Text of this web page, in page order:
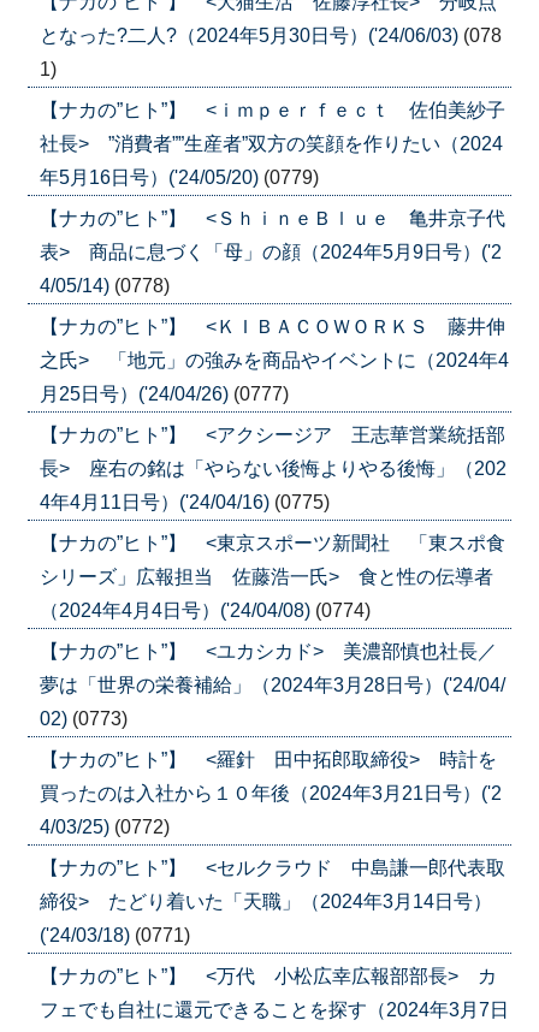
となった?二人?（2024年5月30日号）('24/06/03) (078
1)
【ナカの”ヒト”】 <ｉｍｐｅｒｆｅｃｔ 佐伯美紗子
社長> ”消費者””生産者”双方の笑顔を作りたい（2024
年5月16日号）('24/05/20) (0779)
【ナカの”ヒト”】 <ＳｈｉｎｅＢｌｕｅ 亀井京子代
表> 商品に息づく「母」の顔（2024年5月9日号）('2
4/05/14) (0778)
【ナカの”ヒト”】 <ＫＩＢＡＣＯＷＯＲＫＳ 藤井伸
之氏> 「地元」の強みを商品やイベントに（2024年4
月25日号）('24/04/26) (0777)
【ナカの”ヒト”】 <アクシージア 王志華営業統括部
長> 座右の銘は「やらない後悔よりやる後悔」（202
4年4月11日号）('24/04/16) (0775)
【ナカの”ヒト”】 <東京スポーツ新聞社 「東スポ食
シリーズ」広報担当 佐藤浩一氏> 食と性の伝導者
（2024年4月4日号）('24/04/08) (0774)
【ナカの”ヒト”】 <ユカシカド> 美濃部慎也社長／
夢は「世界の栄養補給」（2024年3月28日号）('24/04/
02) (0773)
【ナカの”ヒト”】 <羅針 田中拓郎取締役> 時計を
買ったのは入社から１０年後（2024年3月21日号）('2
4/03/25) (0772)
【ナカの”ヒト”】 <セルクラウド 中島謙一郎代表取
締役> たどり着いた「天職」（2024年3月14日号）
('24/03/18) (0771)
【ナカの”ヒト”】 <万代 小松広幸広報部部長> カ
フェでも自社に還元できることを探す（2024年3月7日